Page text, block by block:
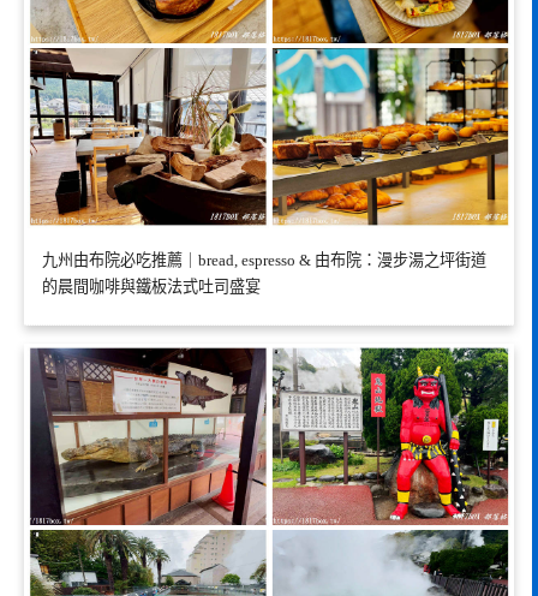
九州由布院必吃推薦｜bread, espresso & 由布院：漫步湯之坪街道
的晨間咖啡與鐵板法式吐司盛宴